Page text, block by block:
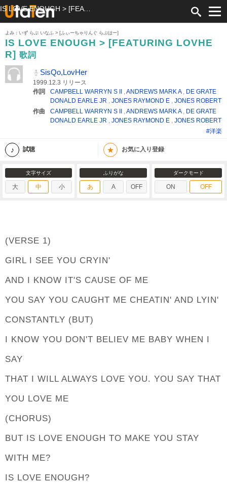
IS LOVE ENOUGH > [FEATURING LOVHER] 歌詞 SisQo,LovHer ふりがな付
よみ：いず らぶ いなふ > [ふぃーちゃりんぐ らぶはー]
IS LOVE ENOUGH > [FEATURING LOVHE
R] 歌詞
SisQo,LovHer
1999.12.3 リリース
作詞
CAMPBELL WARRYN S II ,ANDREWS MARK A , DE GRATE
DONALD EARLE JR ,JONES RAYMOND E ,JONES ROBERT
作曲
CAMPBELL WARRYN S II ,ANDREWS MARK A , DE GRATE
DONALD EARLE JR ,JONES RAYMOND E ,JONES ROBERT
#洋楽
試聴 ★ お気に入り登録
文字サイズ
大 中 小
ふりがな
あ A OFF
ダークモード
ON OFF
(VERSE 1)
GIRL I SEE YOU CRYIN'
AND I KNOW IT'S CAUSE OF ME
YOU SAY YOU CAUGHT ME CHEATIN' AND LYIN'
CONSTANTLY (BUT)
I KNOW YOU DON'T BELIEV ME BABY WHEN I
SAY
THAT I WILL ALWAYS LOVE YOU. YOU SAY THAT
YOU LOVE ME
(CHORUS)
BUT IS LOVE ENOUGH TO MAKE YOU STAY
WITH ME?
IS LOVE ENOUGH?